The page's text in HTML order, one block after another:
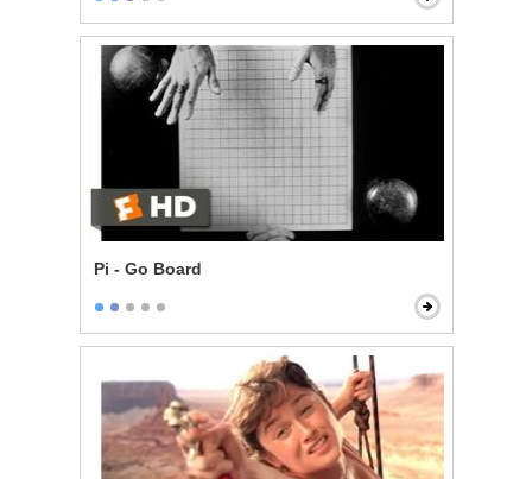
Pi - Go Board